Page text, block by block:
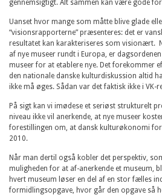
gennemsigtigt. Alt sammen kan være gode
Uanset hvor mange som måtte blive glade
“visionsrapporterne” præsenteres: det er
resultatet kan karakteriseres som visionært.
af nye museer rundt i Europa, er
museer for at etablere nye. Det forekommer
den nationale danske kulturdiskussion altid
ikke må øges. Sådan var det faktisk ikke i VK-
På sigt kan vi imødese et seriøst strukturelt
niveau ikke vil anerkende, at nye museer
forestillingen om, at dansk kulturøkonomi
2010.
Når man dertil også kobler det perspektiv,
muligheden for at af-anerkende et museum,
hvert museum løser en del af en stor fælles
formidlingsopgave, hvor går den opgave så